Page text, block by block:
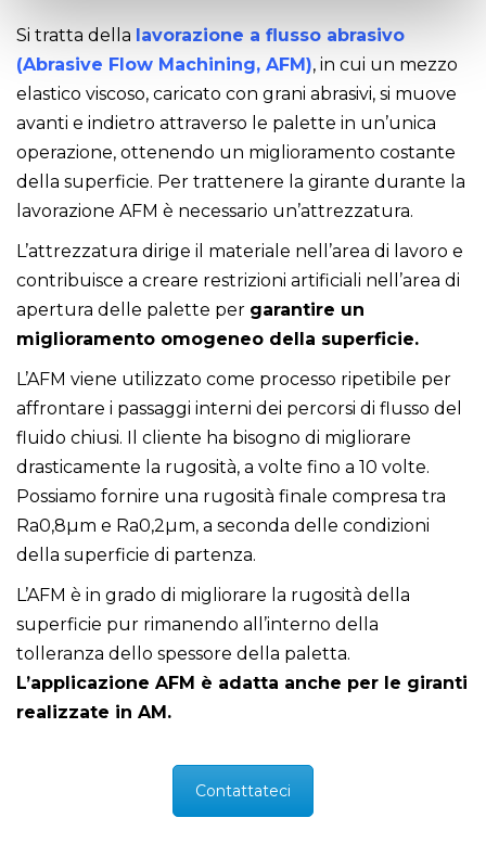
Si tratta della lavorazione a flusso abrasivo
(Abrasive Flow Machining, AFM), in cui un mezzo
elastico viscoso, caricato con grani abrasivi, si muove
avanti e indietro attraverso le palette in un’unica
operazione, ottenendo un miglioramento costante
della superficie. Per trattenere la girante durante la
lavorazione AFM è necessario un’attrezzatura.
L’attrezzatura dirige il materiale nell’area di lavoro e
contribuisce a creare restrizioni artificiali nell’area di
apertura delle palette per garantire un
miglioramento omogeneo della superficie.
L’AFM viene utilizzato come processo ripetibile per
affrontare i passaggi interni dei percorsi di flusso del
fluido chiusi. Il cliente ha bisogno di migliorare
drasticamente la rugosità, a volte fino a 10 volte.
Possiamo fornire una rugosità finale compresa tra
Ra0,8µm e Ra0,2µm, a seconda delle condizioni
della superficie di partenza.
L’AFM è in grado di migliorare la rugosità della
superficie pur rimanendo all’interno della
tolleranza dello spessore della paletta.
L’applicazione AFM è adatta anche per le giranti
realizzate in AM.
Contattateci